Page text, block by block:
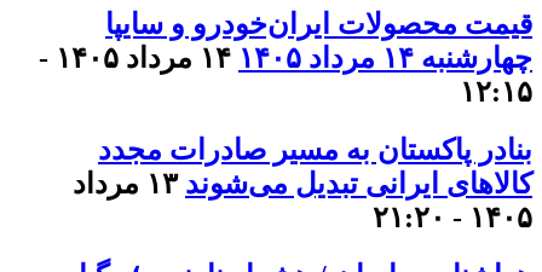
قیمت محصولات ایران‌خودرو و سایپا
چهارشنبه ۱۴ مرداد ۱۴۰۵
۱۴ مرداد ۱۴۰۵ -
۱۲:۱۵
بنادر پاکستان به مسیر صادرات مجدد
کالاهای ایرانی تبدیل می‌شوند
۱۳ مرداد
۱۴۰۵ - ۲۱:۲۰